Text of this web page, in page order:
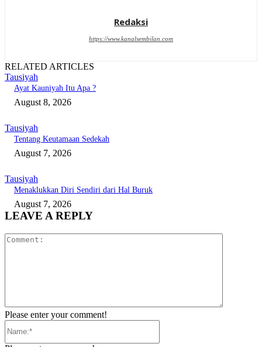
Redaksi
https://www.kanalsembilan.com
RELATED ARTICLES
Tausiyah
Ayat Kauniyah Itu Apa ?
August 8, 2026
Tausiyah
Tentang Keutamaan Sedekah
August 7, 2026
Tausiyah
Menaklukkan Diri Sendiri dari Hal Buruk
August 7, 2026
LEAVE A REPLY
Please enter your comment!